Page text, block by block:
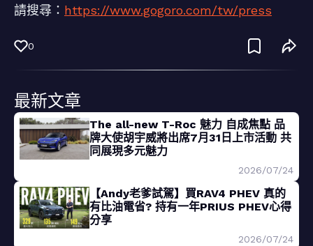
請搜尋： https://www.gogoro.com/tw/press
0
最新文章
The all-new T-Roc 魅力 自成焦點 品
牌大使胡宇威將出席7月31日上市活動 共
同展現多元魅力
2026/07/24
【Andy老爹試駕】買RAV4 PHEV 真的
有比油電省? 持有一年PRIUS PHEV心得
分享
2026/07/24